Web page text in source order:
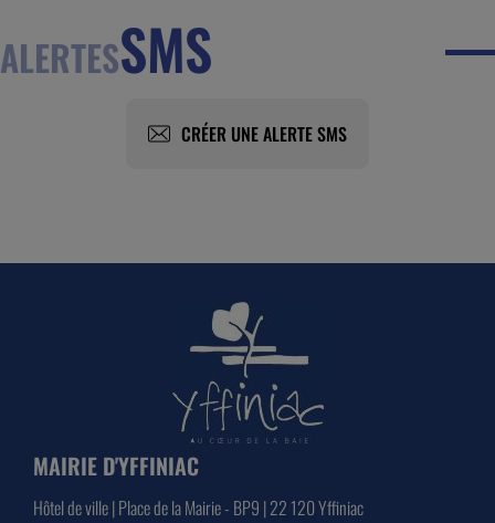
ALERTESSMS
CRÉER UNE ALERTE SMS
MAIRIE D'YFFINIAC
Hôtel de ville | Place de la Mairie - BP9 | 22 120 Yffiniac